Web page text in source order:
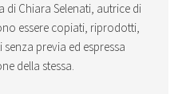
di Chiara Selenati, autrice di
essere copiati, riprodotti,
previa ed espressa
della stessa.